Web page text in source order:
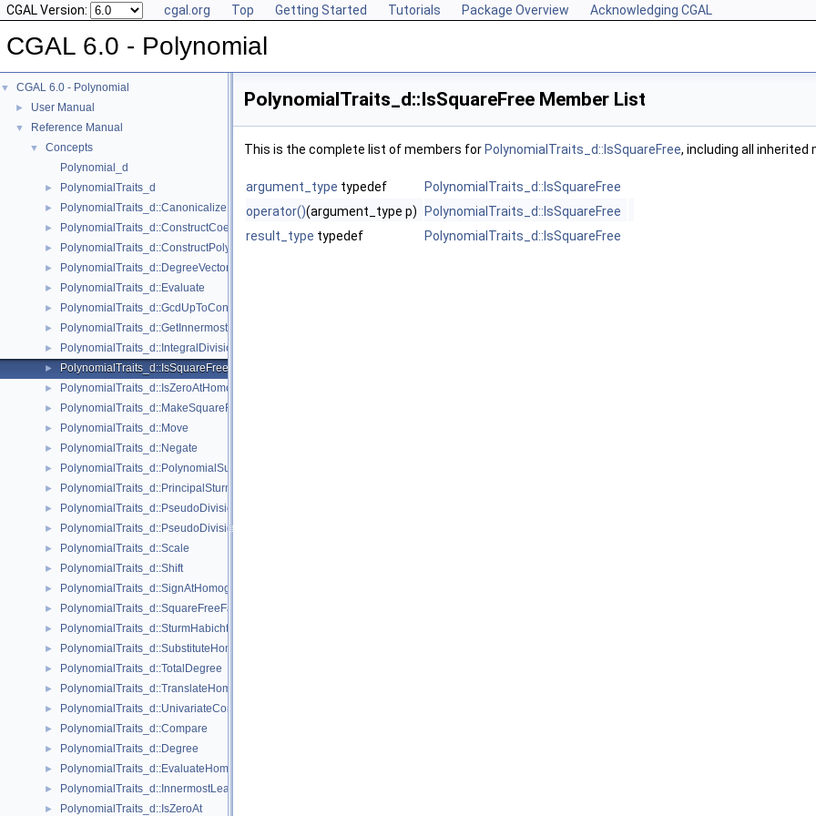
CGAL Version: cgal.org Top Getting Started Tutorials Package Overview Acknowledging CGAL
CGAL 6.0 - Polynomial
▼ CGAL 6.0 - Polynomial
► User Manual
▼ Reference Manual
▼
Concepts
Polynomial_d
► PolynomialTraits_d
► PolynomialTraits_d::Canonicalize
► PolynomialTraits_d::ConstructCoefficientConstIteratorRange
► PolynomialTraits_d::ConstructPolynomial
► PolynomialTraits_d::DegreeVector
► PolynomialTraits_d::Evaluate
► PolynomialTraits_d::GcdUpToConstantFactor
► PolynomialTraits_d::GetInnermostCoefficient
► PolynomialTraits_d::IntegralDivisionUpToConstantFactor
► PolynomialTraits_d::IsSquareFree
► PolynomialTraits_d::IsZeroAtHomogeneous
► PolynomialTraits_d::MakeSquareFree
► PolynomialTraits_d::Move
► PolynomialTraits_d::Negate
► PolynomialTraits_d::PolynomialSubresultants
► PolynomialTraits_d::PrincipalSturmHabichtSequence
► PolynomialTraits_d::PseudoDivision
► PolynomialTraits_d::PseudoDivisionRemainder
► PolynomialTraits_d::Scale
► PolynomialTraits_d::Shift
► PolynomialTraits_d::SignAtHomogeneous
► PolynomialTraits_d::SquareFreeFactorizeUpToConstantFactor
► PolynomialTraits_d::SturmHabichtSequenceWithCofactors
► PolynomialTraits_d::SubstituteHomogeneous
► PolynomialTraits_d::TotalDegree
► PolynomialTraits_d::TranslateHomogeneous
► PolynomialTraits_d::UnivariateContentUpToConstantFactor
► PolynomialTraits_d::Compare
► PolynomialTraits_d::Degree
► PolynomialTraits_d::EvaluateHomogeneous
► PolynomialTraits_d::InnermostLeadingCoefficient
► PolynomialTraits_d::IsZeroAt
PolynomialTraits_d::IsSquareFree Member List
This is the complete list of members for PolynomialTraits_d::IsSquareFree, including all inherited
argument_type typedef
PolynomialTraits_d::IsSquareFree
operator()(argument_type p)
PolynomialTraits_d::IsSquareFree
result_type typedef PolynomialTraits_d::IsSquareFree